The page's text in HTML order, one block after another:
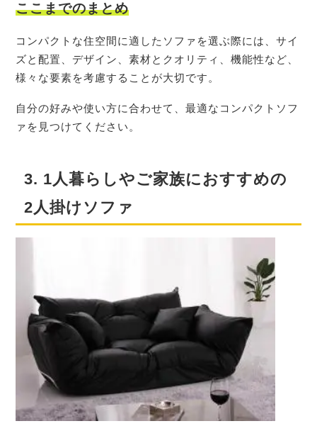
ここまでのまとめ
コンパクトな住空間に適したソファを選ぶ際には、サイ
ズと配置、デザイン、素材とクオリティ、機能性など、
様々な要素を考慮することが大切です。
自分の好みや使い方に合わせて、最適なコンパクトソフ
ァを見つけてください。
3. 1人暮らしやご家族におすすめの
2人掛けソファ